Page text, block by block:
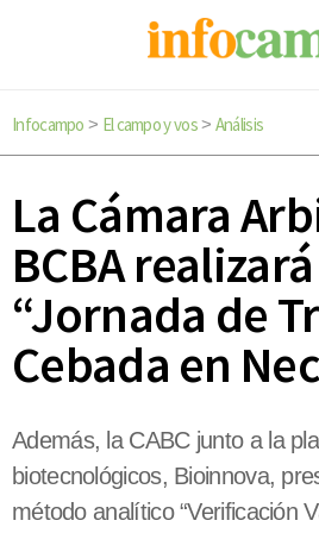
Infocampo > El campo y vos> Análisis
La Cámara
BCBA
“Jornada de
Cebada en
Además, la CABC junto a la
biotecnológicos, Bioinnova,
método analítico “Verificación